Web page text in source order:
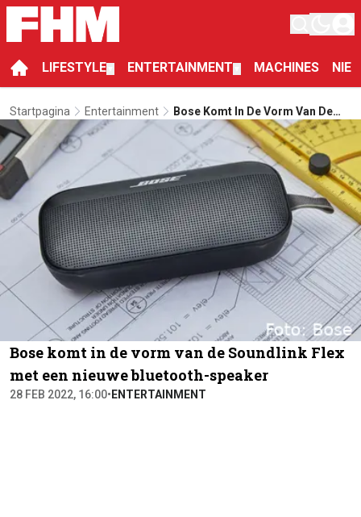
LIFESTYLE ENTERTAINMENT MACHINES
Startpagina Entertainment
Bose Komt In De Vorm Van De
Soundlink Flex Met Een Nieuwe
Bluetooth-Speaker
Bose komt in de vorm van de Soundlink Flex
met een nieuwe bluetooth-speaker
28 FEB 2022, 16:00• ENTERTAINMENT